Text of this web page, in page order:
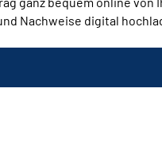
Nachweise digital